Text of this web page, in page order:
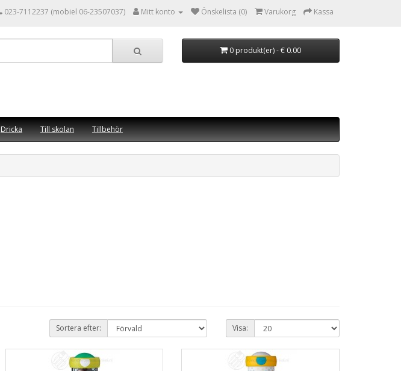
023-7112237 (mobiel 06-23507037) Mitt konto Önskelista (0) Varukorg Kassa
0 produkt(er) - € 0.00
Dricka Till skolan Tillbehör
Sortera efter: Visa: